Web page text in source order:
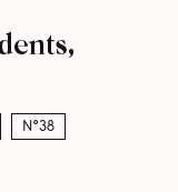
N°38